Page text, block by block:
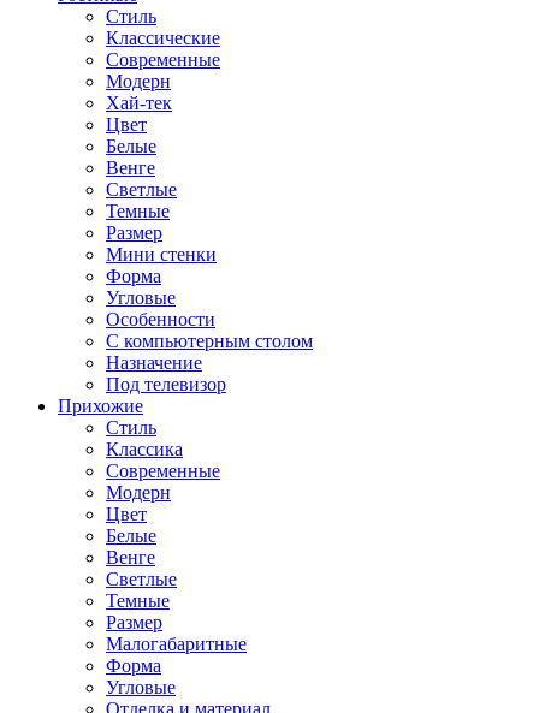
Стиль
Классические
Современные
Модерн
Хай-тек
Цвет
Белые
Венге
Светлые
Темные
Размер
Мини стенки
Форма
Угловые
Особенности
С компьютерным столом
Назначение
Под телевизор
Прихожие
Стиль
Классика
Современные
Модерн
Цвет
Белые
Венге
Светлые
Темные
Размер
Малогабаритные
Форма
Угловые
Отделка и материал